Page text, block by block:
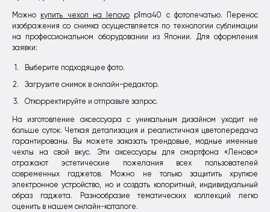
Можно купить чехол на lenovo p1ma40 с фотопечатью. Перенос
изображения со снимка осуществляется по технологии сублимации
на профессиональном оборудовании из Японии. Для оформления
заявки:
Выберите подходящее фото.
Загрузите снимок в онлайн-редактор.
Откорректируйте и отправьте запрос.
На изготовление аксессуара с уникальным дизайном уходит не
больше суток. Четкая детализация и реалистичная цветопередача
гарантированы. Вы можете заказать трендовые, модные именные
чехлы на свой вкус. Эти аксессуары для смартфона «Леново»
отражают эстетические пожелания всех пользователей
современных гаджетов. Можно не только защитить хрупкое
электронное устройство, но и создать колоритный, индивидуальный
образ гаджета. Разнообразие тематических коллекций легко
оценить в нашем онлайн-каталоге.